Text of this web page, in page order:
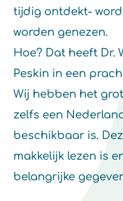
tijdig ontdekt-
worden genezen.
Hoe? Dat heeft Dr.
Peskin in een
Wij hebben het
zelfs een
beschikbaar is.
makkelijk lezen is
belangrijke